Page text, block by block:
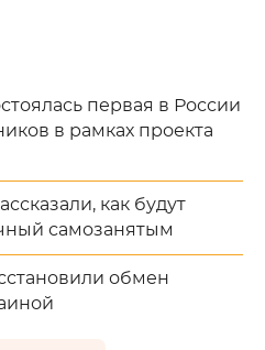
первая в России
в рамках проекта
как будут
самозанятым
обмен